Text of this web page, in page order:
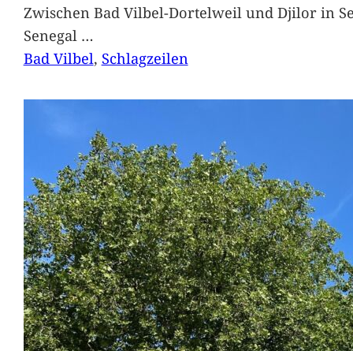
Zwischen Bad Vilbel-Dortelweil und Djilor in
Senegal …
Bad Vilbel, Schlagzeilen